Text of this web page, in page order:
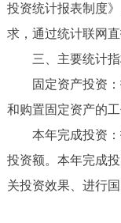
投资统计报表制度
求，通过统计联网
三、主要统计指
固定资产投资：
和购置固定资产的
本年完成投资：
投资额。本年完成
关投资效果、进行